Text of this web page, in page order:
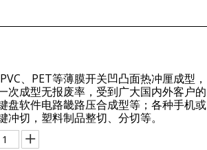
、PET等薄膜开关凹凸面热冲厘成型，
次成型无报废率，受到广大国内外客户的
盘软件电路畿路压合成型等；各种手机或
冲切，塑料制品整切、分切等。